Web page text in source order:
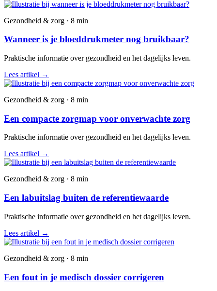
Gezondheid & zorg · 8 min
Wanneer is je bloeddrukmeter nog bruikbaar?
Praktische informatie over gezondheid en het dagelijks leven.
Lees artikel →
Gezondheid & zorg · 8 min
Een compacte zorgmap voor onverwachte zorg
Praktische informatie over gezondheid en het dagelijks leven.
Lees artikel →
Gezondheid & zorg · 8 min
Een labuitslag buiten de referentiewaarde
Praktische informatie over gezondheid en het dagelijks leven.
Lees artikel →
Gezondheid & zorg · 8 min
Een fout in je medisch dossier corrigeren